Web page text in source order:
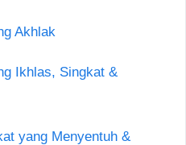
Akhlak
Ikhlas, Singkat &
yang Menyentuh &